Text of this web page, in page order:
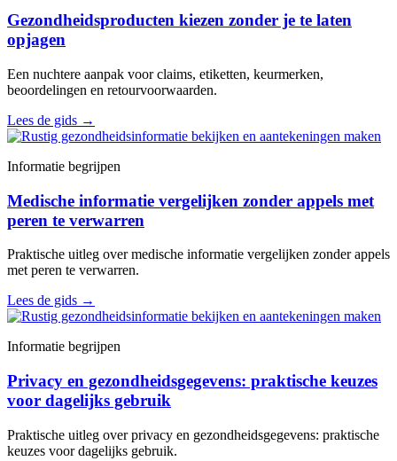
Gezondheidsproducten kiezen zonder je te laten
opjagen
Een nuchtere aanpak voor claims, etiketten, keurmerken,
beoordelingen en retourvoorwaarden.
Lees de gids →
Informatie begrijpen
Medische informatie vergelijken zonder appels met
peren te verwarren
Praktische uitleg over medische informatie vergelijken zonder appels
met peren te verwarren.
Lees de gids →
Informatie begrijpen
Privacy en gezondheidsgegevens: praktische keuzes
voor dagelijks gebruik
Praktische uitleg over privacy en gezondheidsgegevens: praktische
keuzes voor dagelijks gebruik.